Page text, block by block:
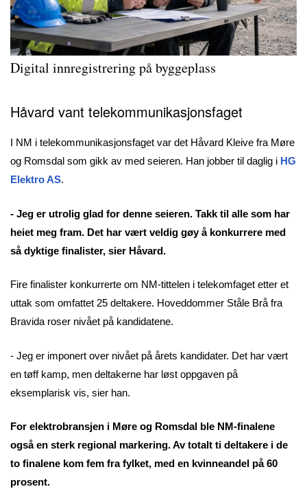
Digital innregistrering på byggeplass
Håvard vant telekommunikasjonsfaget
I NM i telekommunikasjonsfaget var det Håvard Kleive fra Møre
og Romsdal som gikk av med seieren. Han jobber til daglig i HG
Elektro AS.
- Jeg er utrolig glad for denne seieren. Takk til alle som har
heiet meg fram. Det har vært veldig gøy å konkurrere med
så dyktige finalister, sier Håvard.
Fire finalister konkurrerte om NM-tittelen i telekomfaget etter et
uttak som omfattet 25 deltakere. Hoveddommer Ståle Brå fra
Bravida roser nivået på kandidatene.
- Jeg er imponert over nivået på årets kandidater. Det har vært
en tøff kamp, men deltakerne har løst oppgaven på
eksemplarisk vis, sier han.
For elektrobransjen i Møre og Romsdal ble NM-finalene
også en sterk regional markering. Av totalt ti deltakere i de
to finalene kom fem fra fylket, med en kvinneandel på 60
prosent.